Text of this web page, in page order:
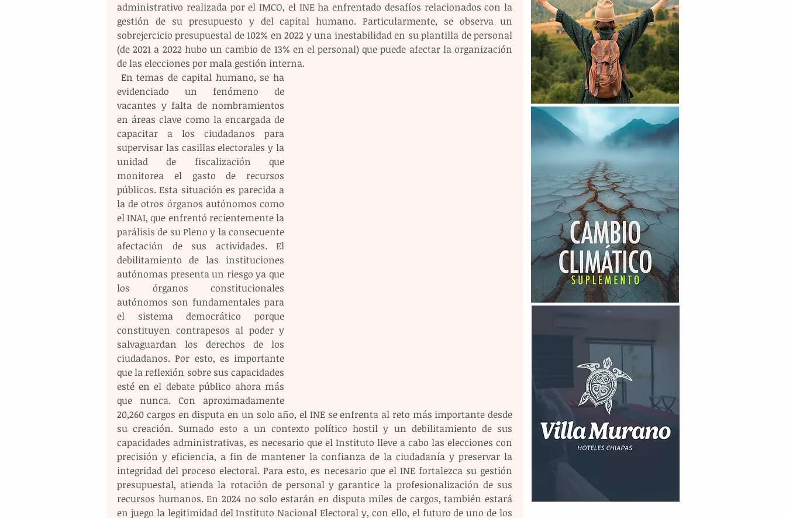
administrativo realizada por el IMCO, el INE ha enfrentado desafíos relacionados con la
gestión de su presupuesto y del capital humano. Particularmente, se observa un
sobrejercicio presupuestal de 102% en 2022 y una inestabilidad en su plantilla de personal
(de 2021 a 2022 hubo un cambio de 13% en el personal) que puede afectar la organización
de las elecciones por mala gestión interna.
evidenciado un fenómeno de
vacantes y falta de nombramientos
en áreas clave como la encargada de
capacitar a los ciudadanos para
supervisar las casillas electorales y la
unidad de fiscalización que
monitorea el gasto de recursos
públicos. Esta situación es parecida a
la de otros órganos autónomos como
el INAI, que enfrentó recientemente la
parálisis de su Pleno y la consecuente
afectación de sus actividades. El
debilitamiento de las instituciones
autónomas presenta un riesgo ya que
los órganos constitucionales
autónomos son fundamentales para
el sistema democrático porque
constituyen contrapesos al poder y
salvaguardan los derechos de los
ciudadanos. Por esto, es importante
que la reflexión sobre sus capacidades
esté en el debate público ahora más
que nunca. Con aproximadamente
20,260 cargos en disputa en un solo año, el INE se enfrenta al reto más importante desde
su creación. Sumado esto a un contexto político hostil y un debilitamiento de sus
capacidades administrativas, es necesario que el Instituto lleve a cabo las elecciones con
precisión y eficiencia, a fin de mantener la confianza de la ciudadanía y preservar la
integridad del proceso electoral. Para esto, es necesario que el INE fortalezca su gestión
presupuestal, atienda la rotación de personal y garantice la profesionalización de sus
recursos humanos. En 2024 no solo estarán en disputa miles de cargos, también estará
en juego la legitimidad del Instituto Nacional Electoral y, con ello, el futuro de uno de los